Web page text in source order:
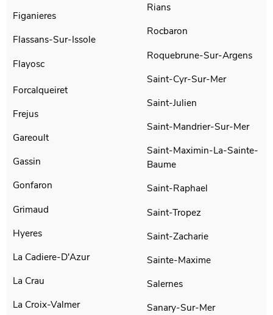
Figanieres
Flassans-Sur-Issole
Flayosc
Forcalqueiret
Frejus
Gareoult
Gassin
Gonfaron
Grimaud
Hyeres
La Cadiere-D'Azur
La Crau
La Croix-Valmer
Rians
Rocbaron
Roquebrune-Sur-Argens
Saint-Cyr-Sur-Mer
Saint-Julien
Saint-Mandrier-Sur-Mer
Saint-Maximin-La-Sainte-
Baume
Saint-Raphael
Saint-Tropez
Saint-Zacharie
Sainte-Maxime
Salernes
Sanary-Sur-Mer